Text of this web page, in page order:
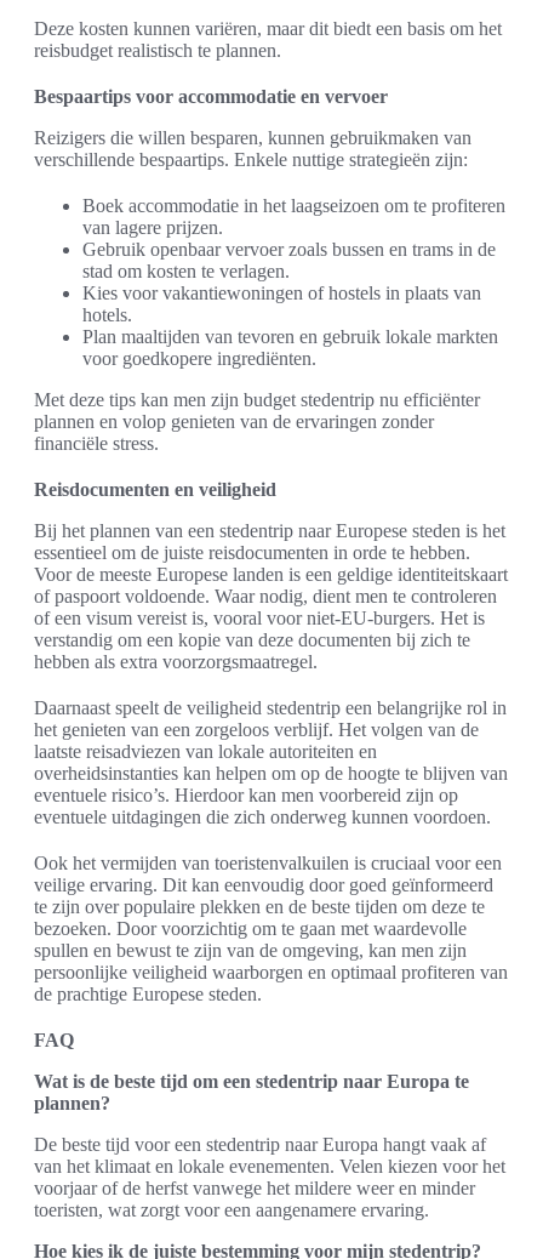
Deze kosten kunnen variëren, maar dit biedt een basis om het
reisbudget realistisch te plannen.
Bespaartips voor accommodatie en vervoer
Reizigers die willen besparen, kunnen gebruikmaken van
verschillende bespaartips. Enkele nuttige strategieën zijn:
Boek accommodatie in het laagseizoen om te profiteren
van lagere prijzen.
Gebruik openbaar vervoer zoals bussen en trams in de
stad om kosten te verlagen.
Kies voor vakantiewoningen of hostels in plaats van
hotels.
Plan maaltijden van tevoren en gebruik lokale markten
voor goedkopere ingrediënten.
Met deze tips kan men zijn budget stedentrip nu efficiënter
plannen en volop genieten van de ervaringen zonder
financiële stress.
Reisdocumenten en veiligheid
Bij het plannen van een stedentrip naar Europese steden is het
essentieel om de juiste reisdocumenten in orde te hebben.
Voor de meeste Europese landen is een geldige identiteitskaart
of paspoort voldoende. Waar nodig, dient men te controleren
of een visum vereist is, vooral voor niet-EU-burgers. Het is
verstandig om een kopie van deze documenten bij zich te
hebben als extra voorzorgsmaatregel.
Daarnaast speelt de veiligheid stedentrip een belangrijke rol in
het genieten van een zorgeloos verblijf. Het volgen van de
laatste reisadviezen van lokale autoriteiten en
overheidsinstanties kan helpen om op de hoogte te blijven van
eventuele risico’s. Hierdoor kan men voorbereid zijn op
eventuele uitdagingen die zich onderweg kunnen voordoen.
Ook het vermijden van toeristenvalkuilen is cruciaal voor een
veilige ervaring. Dit kan eenvoudig door goed geïnformeerd
te zijn over populaire plekken en de beste tijden om deze te
bezoeken. Door voorzichtig om te gaan met waardevolle
spullen en bewust te zijn van de omgeving, kan men zijn
persoonlijke veiligheid waarborgen en optimaal profiteren van
de prachtige Europese steden.
FAQ
Wat is de beste tijd om een stedentrip naar Europa te
plannen?
De beste tijd voor een stedentrip naar Europa hangt vaak af
van het klimaat en lokale evenementen. Velen kiezen voor het
voorjaar of de herfst vanwege het mildere weer en minder
toeristen, wat zorgt voor een aangenamere ervaring.
Hoe kies ik de juiste bestemming voor mijn stedentrip?